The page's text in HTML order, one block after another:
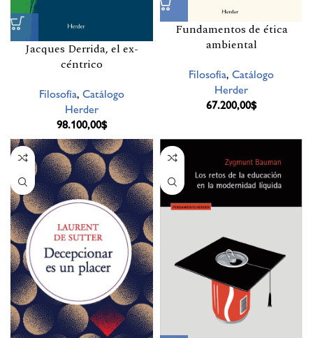
Jacques Derrida, el ex-
céntrico
Filosofía, Catálogo
Herder
98.100,00$
Fundamentos de ética
ambiental
Filosofía, Catálogo
Herder
67.200,00$